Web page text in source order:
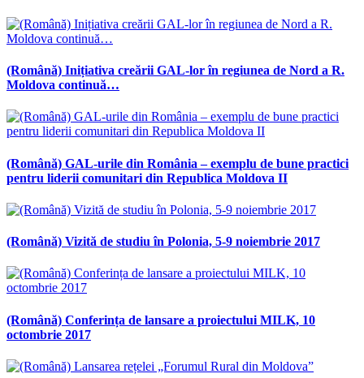
(Română) Inițiativa creării GAL-lor în regiunea de Nord a R.
Moldova continuă…
(Română) GAL-urile din România – exemplu de bune practici
pentru liderii comunitari din Republica Moldova II
(Română) Vizită de studiu în Polonia, 5-9 noiembrie 2017
(Română) Conferința de lansare a proiectului MILK, 10
octombrie 2017